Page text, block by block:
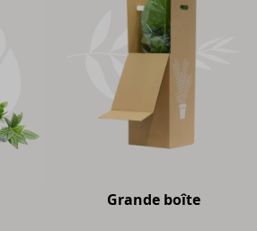
Grande boîte